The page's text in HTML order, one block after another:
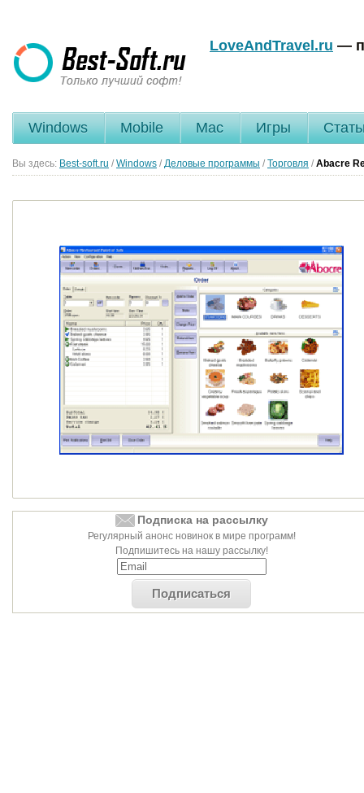
LoveAndTravel.ru —
Windows Mobile Mac Игры
Вы здесь: Best-soft.ru / Windows / Деловые программы / Торговля / Abacre
Подписка на рассылку
Регулярный анонс новинок в мире программ!
Подпишитесь на нашу рассылку!
Подписаться